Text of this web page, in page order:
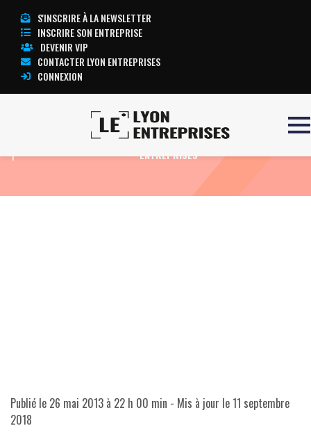
S'INSCRIRE À LA NEWSLETTER
INSCRIRE SON ENTREPRISE
DEVENIR VIP
CONTACTER LYON ENTREPRISES
CONNEXION
ECG CARDIOLINE DELTA
1
TOUTE L’ACTUALITÉ LYON
ENTREPRISES
Publié le 26 mai 2013 à 22 h 00 min - Mis à jour le11 septembre
2018